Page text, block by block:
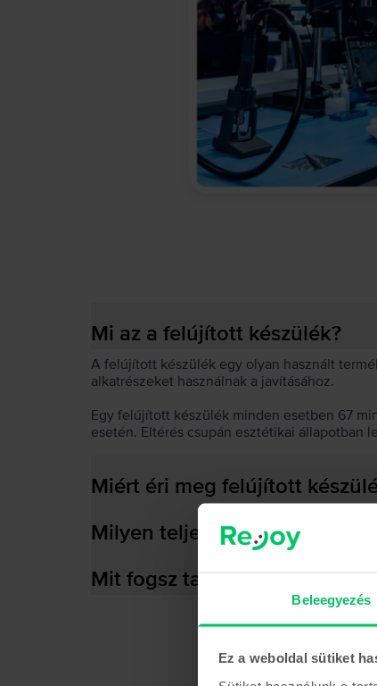
Beleegyezés
Ez a weboldal sütiket
Mi az a felújított készülék?
A felújított készülék egy olyan használt
alkatrészeket használnak a javításához.
Egy felújított készülék minden esetben 67
esetén. Eltérés csupán esztétikai állapotban
Miért éri meg felújított
Milyen teljesítményre képes
Mit fogsz találni a dobozban?